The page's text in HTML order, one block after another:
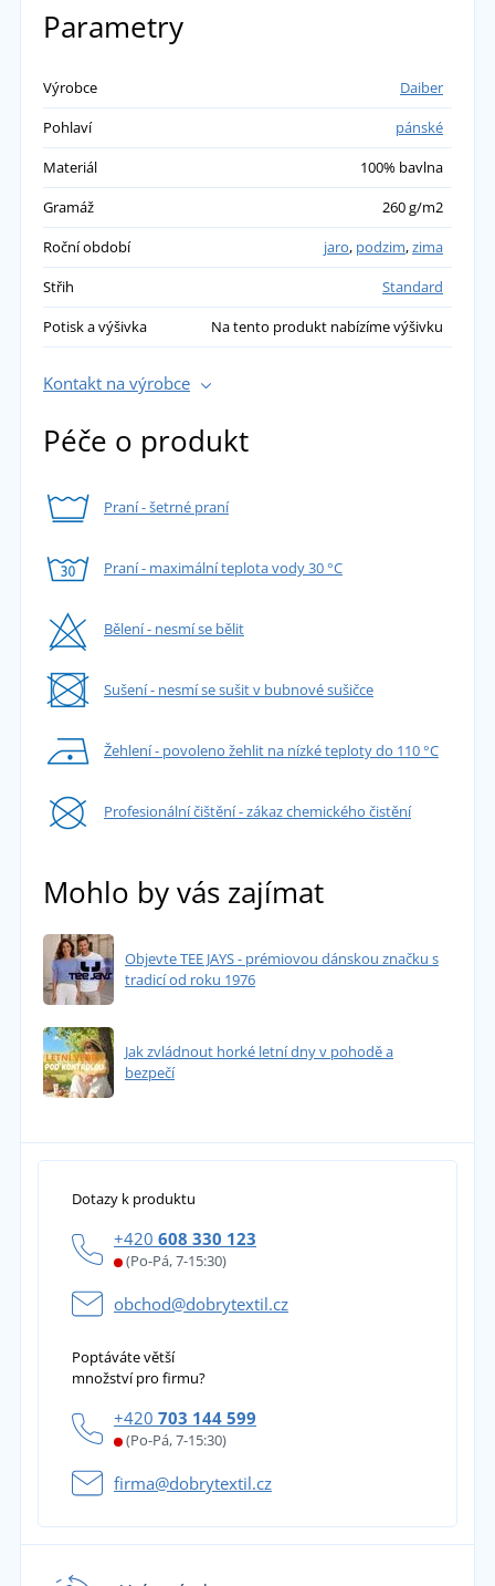
Parametry
Výrobce
Daiber
Pohlaví
pánské
Materiál
100% bavlna
Gramáž
260 g/m2
Roční období
jaro, podzim,zima
Střih
Standard
Potisk a výšivka
Na tento produkt nabízíme výšivku
Kontakt na výrobce
Péče o produkt
Praní - šetrné praní
Praní - maximální teplota vody 30 °C
Bělení - nesmí se bělit
Sušení - nesmí se sušit v bubnové sušičce
Žehlení - povoleno žehlit na nízké teploty do 110 °C
Profesionální čištění - zákaz chemického čistění
Mohlo by vás zajímat
Objevte TEE JAYS - prémiovou dánskou značku s
tradicí od roku 1976
Jak zvládnout horké letní dny v pohodě a
bezpečí
Dotazy k produktu
+420 608 330 123
(Po-Pá, 7-15:30)
obchod@dobrytextil.cz
Poptáváte větší
množství pro firmu?
+420 703 144 599
(Po-Pá, 7-15:30)
firma@dobrytextil.cz